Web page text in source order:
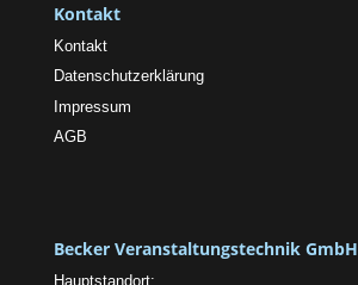
Kontakt
Kontakt
Datenschutzerklärung
Impressum
AGB
Becker Veranstaltungstechnik GmbH
Hauptstandort: